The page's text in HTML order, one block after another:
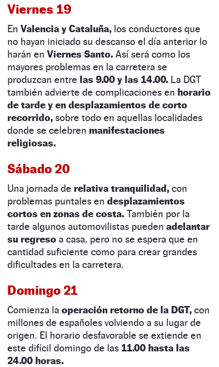
Viernes 19
En Valencia y Cataluña, los conductores que
no hayan iniciado su descanso el día anterior lo
harán en Viernes Santo. Así será como los
mayores problemas en la carretera se
produzcan entre las 9.00 y las 14.00. La DGT
también advierte de complicaciones en horario
de tarde y en desplazamientos de corto
recorrido, sobre todo en aquellas localidades
donde se celebren manifestaciones
religiosas.
Sábado 20
Una jornada de relativa tranquilidad, con
problemas puntales en desplazamientos
cortos en zonas de costa. También por la
tarde algunos automovilistas pueden adelantar
su regreso a casa, pero no se espera que en
cantidad suficiente como para crear grandes
dificultades en la carretera.
Domingo 21
Comienza la operación retorno de la DGT, con
millones de españoles volviendo a su lugar de
origen. El horario desfavorable se extiende en
este difícil domingo de las 11.00 hasta las
24.00 horas.